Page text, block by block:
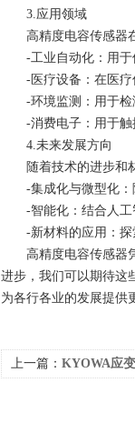
3.应用领域
高精度电容传感器在
-工业自动化：用于
-医疗设备：在医疗
-环境监测：用于检
-消费电子：用于触
4.未来发展方向
随着技术的进步和材
-集成化与微型化：随
-智能化：结合人工
-新材料的应用：探
高精度电容传感器凭
进步，我们可以期待这
为各行各业的发展提供
上一篇： KYOWA应变片